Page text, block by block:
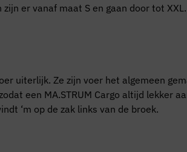
er vanaf maat S en gaan door tot
uiterlijk. Ze zijn voer het algemeen
een MA.STRUM Cargo altijd lekker
‘m op de zak links van de broek.